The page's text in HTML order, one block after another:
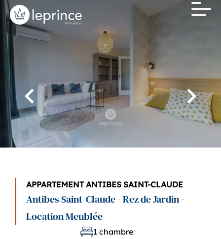
APPARTEMENT ANTIBES SAINT-CLAUDE
Antibes Saint-Claude - Rez de Jardin -
Location Meublée
1 chambre